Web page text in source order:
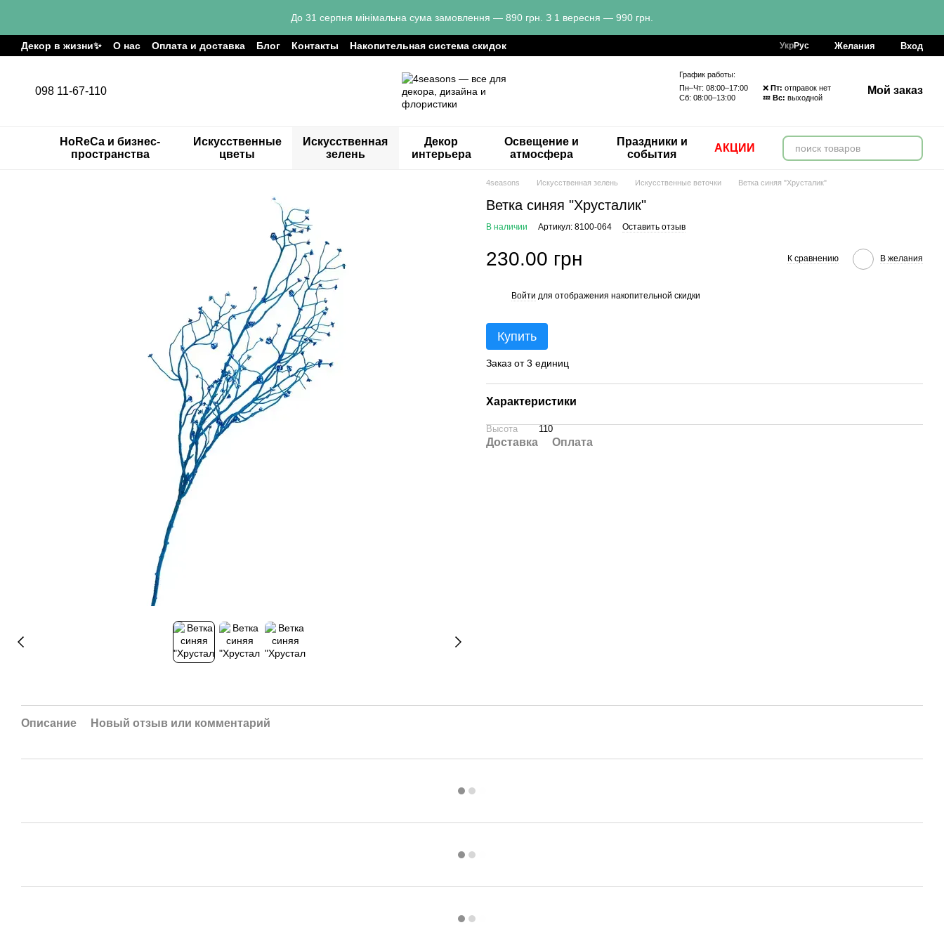
До 31 серпня мінімальна сума замовлення — 890 грн. З 1 вересня — 990 грн.
Декор в жизни✨ О нас Оплата и доставка Блог Контакты Накопительная система скидок УкрРус Желания Вход
098 11-67-110
График работы:
Пн–Чт: 08:00–17:00 ❌ Пт: отправок нет
Сб: 08:00–13:00 💤 Вс: выходной
Мой заказ
HoReCa и бизнес-
пространства
Искусственные
цветы
Искусственная
зелень
Декор
интерьера
Освещение и
атмосфера
Праздники и
события
АКЦИИ
4seasons Искусственная зелень Искусственные веточки Ветка синяя "Хрусталик"
Ветка синяя "Хрусталик"
В наличии Артикул: 8100-064 Оставить отзыв
230.00 грн К сравнению В желания
Войти для отображения накопительной скидки
Купить
Заказ от 3 единиц
Характеристики
Высота 110
Доставка Оплата
Описание Новый отзыв или комментарий